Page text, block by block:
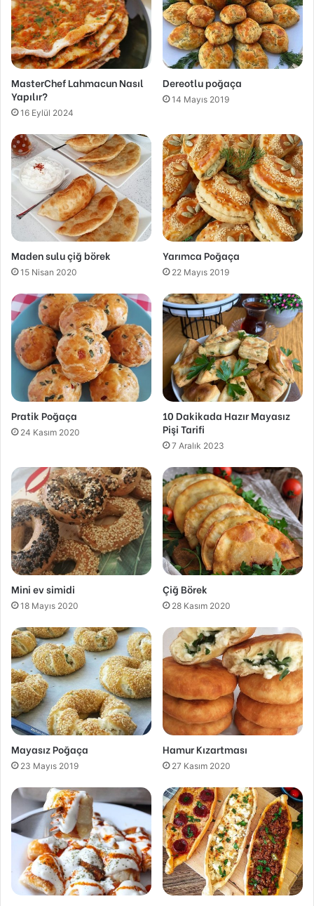
MasterChef Lahmacun Nasıl
Yapılır?
16 Eylül 2024
Dereotlu poğaça
14 Mayıs 2019
Maden sulu çiğ börek
15 Nisan 2020
Yarımca Poğaça
22 Mayıs 2019
Pratik Poğaça
24 Kasım 2020
10 Dakikada Hazır Mayasız
Pişi Tarifi
7 Aralık 2023
Mini ev simidi
18 Mayıs 2020
Çiğ Börek
28 Kasım 2020
Mayasız Poğaça
23 Mayıs 2019
Hamur Kızartması
27 Kasım 2020